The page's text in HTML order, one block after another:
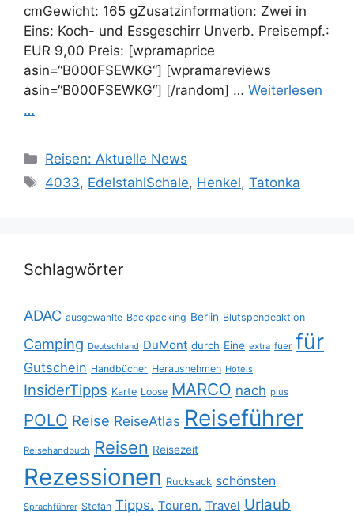
cmGewicht: 165 gZusatzinformation: Zwei in
Eins: Koch- und Essgeschirr Unverb. Preisempf.:
EUR 9,00 Preis: [wpramaprice
asin=“B000FSEWKG“] [wpramareviews
asin=“B000FSEWKG“] [/random] … Weiterlesen
…
Kategorien
Reisen: Aktuelle News
Schlagwörter
4033, EdelstahlSchale, Henkel,Tatonka
Schlagwörter
ADAC ausgewählte Backpacking Berlin Blutspendeaktion
Camping Deutschland DuMont durch Eine extra fuer für
Gutschein Handbücher Herausnehmen Hotels
InsiderTipps Karte Loose MARCO nach plus
POLO Reise ReiseAtlas Reiseführer
Reisehandbuch Reisen Reisezeit
Rezessionen Rucksack schönsten
Sprachführer Stefan Tipps. Touren. Travel Urlaub